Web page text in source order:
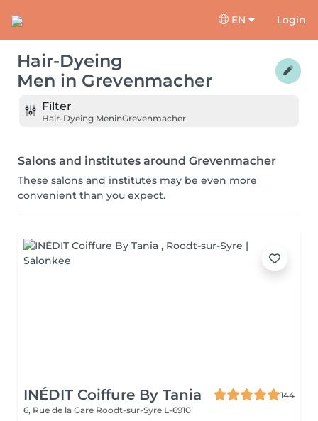
EN Login
Hair-Dyeing
Men in Grevenmacher
Filter
Hair-Dyeing MeninGrevenmacher
Salons and institutes around Grevenmacher
These salons and institutes may be even more
convenient than you expect.
INÉDIT Coiffure By Tania
144
6, Rue de la Gare Roodt-sur-Syre L-6910